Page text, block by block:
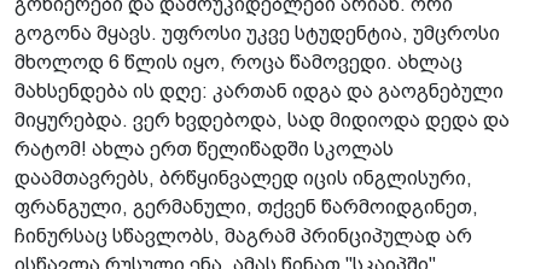
გონიერები და დამოუკიდებლები არიან. ორი
გოგონა მყავს. უფროსი უკვე სტუდენტია, უმცროსი
მხოლოდ 6 წლის იყო, როცა წამოვედი. ახლაც
მახსენდება ის დღე: კართან იდგა და გაოგნებული
მიყურებდა. ვერ ხვდებოდა, სად მიდიოდა დედა და
რატომ! ახლა ერთ წელიწადში სკოლას
დაამთავრებს, ბრწყინვალედ იცის ინგლისური,
ფრანგული, გერმანული, თქვენ წარმოიდგინეთ,
ჩინურსაც სწავლობს, მაგრამ პრინციპულად არ